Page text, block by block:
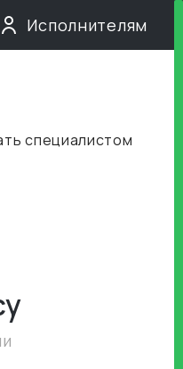
Исполнителям
специалистом